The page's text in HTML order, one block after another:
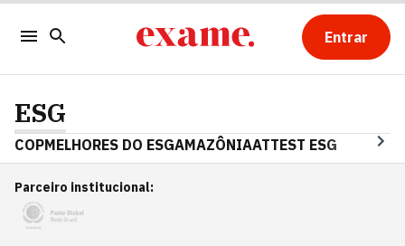
Entrar
ESG
COPMELHORES DO ESGAMAZÔNIAATTEST ESG
Parceiro institucional: